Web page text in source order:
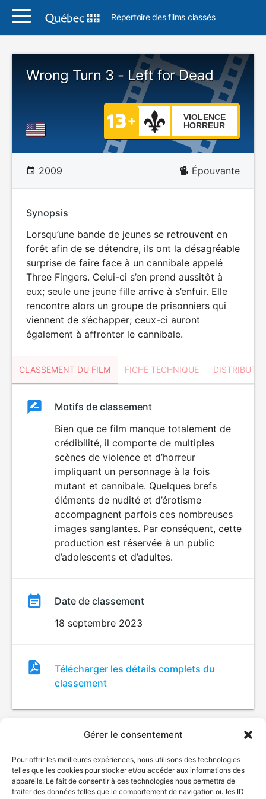
Gérer le consentement
Pour offrir les meilleures expériences, nous utilisons des technologies
telles que les cookies pour stocker et/ou accéder aux informations des
appareils. Le fait de consentir à ces technologies nous permettra de
traiter des données telles que le comportement de navigation ou les ID
Répertoire des films classés
Wrong Turn 3 - Left for Dead
VIOLENCE
HORREUR
2009 Épouvante
Synopsis
Lorsqu’une bande de jeunes se retrouvent en
forêt afin de se détendre, ils ont la désagréable
surprise de faire face à un cannibale appelé
Three Fingers. Celui-ci s’en prend aussitôt à
eux; seule une jeune fille arrive à s’enfuir. Elle
rencontre alors un groupe de prisonniers qui
viennent de s’échapper; ceux-ci auront
également à affronter le cannibale.
CLASSEMENT DU FILM FICHE TECHNIQUE
ClassementClassement
VIOLENCE
HORREUR
Motifs de classement
Bien que ce film manque totalement de
crédibilité, il comporte de multiples
scènes de violence et d’horreur
impliquant un personnage à la fois
mutant et cannibale. Quelques brefs
éléments de nudité et d’érotisme
accompagnent parfois ces nombreuses
images sanglantes. Par conséquent, cette
production est réservée à un public
d’adolescents et d’adultes.
Date de classement
18 septembre 2023
Fichier
de
classement
Télécharger les détails complets du
classement